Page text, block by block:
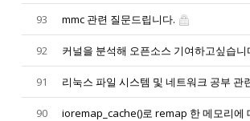
93 mmc 관련 질문드립니다.
92 커널을 분석해 오픈소스 기여하고싶습니
91
90